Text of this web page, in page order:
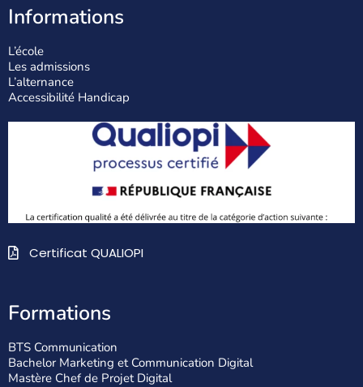
Informations
L’école
Les admissions
L’alternance
Accessibilité Handicap
Certificat QUALIOPI
Formations
BTS Communication
Bachelor Marketing et Communication Digital
Mastère Chef de Projet Digital